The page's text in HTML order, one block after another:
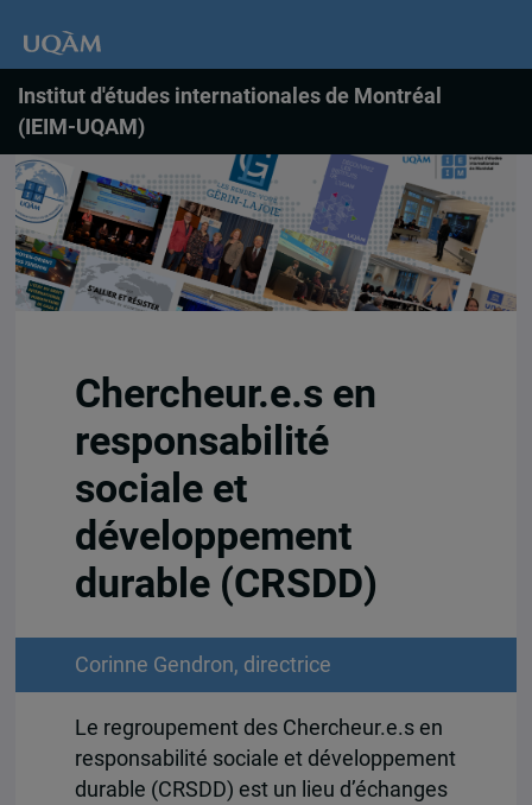
Institut d'études internationales de Montréal
(IEIM-UQAM)
Chercheur.e.s en
responsabilité
sociale et
développement
durable (CRSDD)
Corinne Gendron, directrice
Le regroupement des Chercheur.e.s en
responsabilité sociale et développement
durable (CRSDD) est un lieu d’échanges